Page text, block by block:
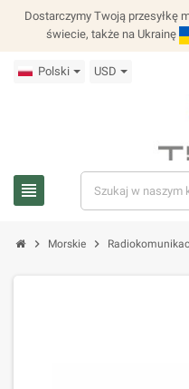
Dostarczymy Twoją przesyłkę
świecie, także na Ukrainę
Polski USD
view_headline
chevron_right Morskie chevron_right